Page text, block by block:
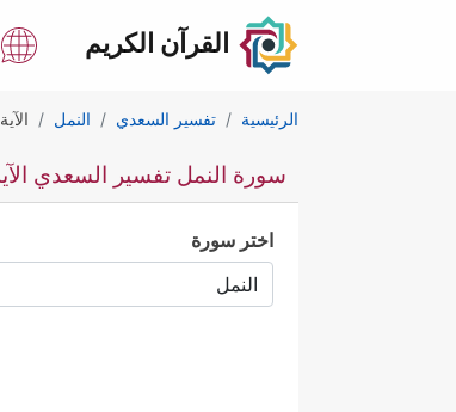
القرآن الكريم
الرئيسية تفسير السعدي النمل الآية 84
سورة النمل تفسير السعدي الآية
اختر سورة